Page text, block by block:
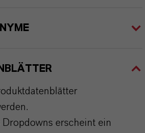
Dropdowns erscheint ein